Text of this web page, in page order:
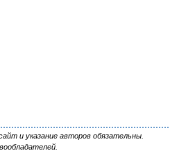
и указание авторов обязательны.